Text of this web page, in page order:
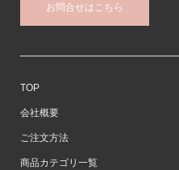
お問合せはこちら
TOP
会社概要
ご注文方法
商品カテゴリ一覧